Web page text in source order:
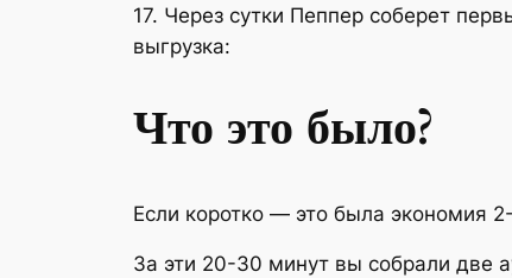
17. Через сутки Пеппер соберет
выгрузка:
Что это было?
Если коротко — это была экономия
За эти 20-30 минут вы собрали две